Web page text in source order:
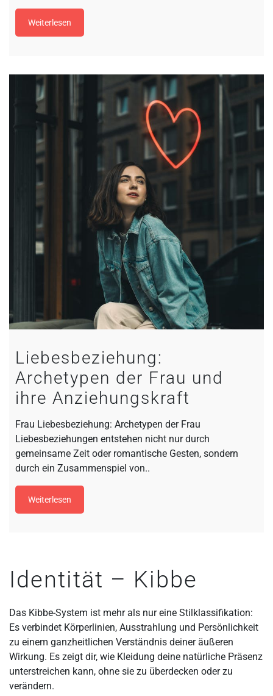
Weiterlesen
Liebesbeziehung:
Archetypen der Frau und
ihre Anziehungskraft
Frau Liebesbeziehung: Archetypen der Frau
Liebesbeziehungen entstehen nicht nur durch
gemeinsame Zeit oder romantische Gesten, sondern
durch ein Zusammenspiel von..
Weiterlesen
Identität – Kibbe
Das Kibbe-System ist mehr als nur eine Stilklassifikation:
Es verbindet Körperlinien, Ausstrahlung und Persönlichkeit
zu einem ganzheitlichen Verständnis deiner äußeren
Wirkung. Es zeigt dir, wie Kleidung deine natürliche Präsenz
unterstreichen kann, ohne sie zu überdecken oder zu
verändern.